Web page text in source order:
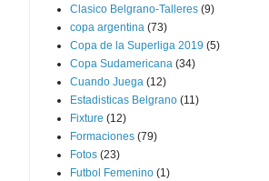
Clasico Belgrano-Talleres (9)
copa argentina (73)
Copa de la Superliga 2019 (5)
Copa Sudamericana (34)
Cuando Juega (12)
Estadisticas Belgrano (11)
Fixture (12)
Formaciones (79)
Fotos (23)
Futbol Femenino (1)